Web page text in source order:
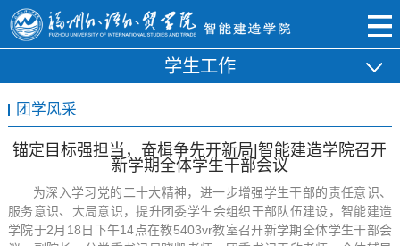
学生工作
团学风采
锚定目标强担当，奋楫争先开新局|智能建造学院召开
新学期全体学生干部会议
为深入学习党的二十大精神，进一步增强学生干部的责任意识、
服务意识、大局意识，提升团委学生会组织干部队伍建设，智能建造
学院于2月18日下午14点在教5403vr教室召开新学期全体学生干部会